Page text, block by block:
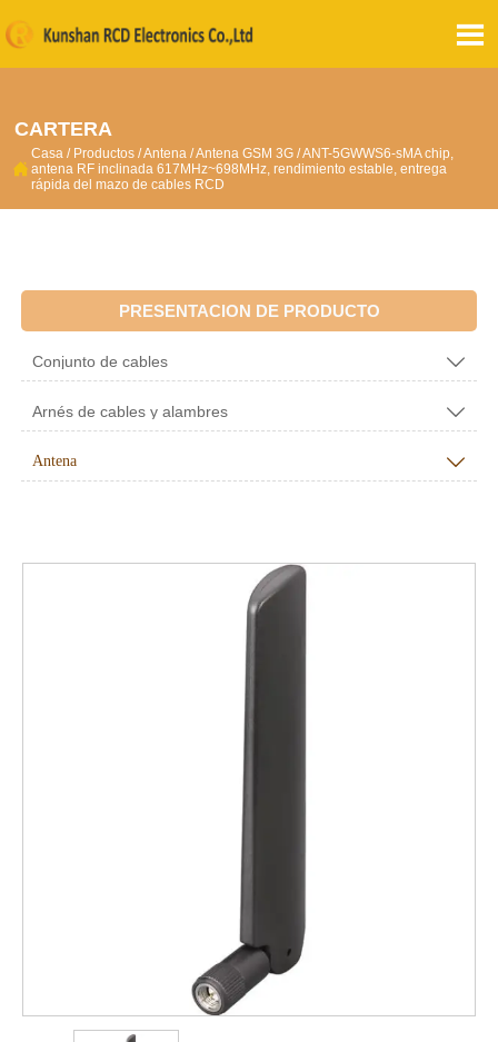

CARTERA

Casa / Productos /Antena /Antena GSM 3G /ANT-5GWWS6-sMA chip,
antena RF inclinada 617MHz~698MHz, rendimiento estable, entrega
rápida del mazo de cables RCD
PRESENTACION DE PRODUCTO
Conjunto de cables 
Arnés de cables y alambres 
Antena 